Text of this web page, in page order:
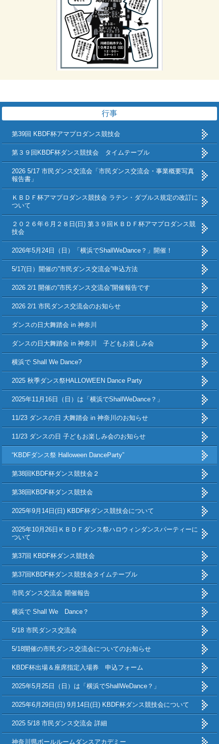
行事
第39回 KBDF杯アマプロダンス競技会
第３９回KBDF杯ダンス競技会 タイムテーブル
2026 5/17 市民ダンス交流会「市民ダンス交流会・事業概要写真
報告書」
ＫＢＤＦ杯アマプロダンス競技会 ラテン・ダブルス規定の改訂に
ついて
２０２６年６月２８日(日) 第３９回ＫＢＤＦ杯アマプロダンス競
技会
2026年5月24日（日）「横浜でShallWeDance？」開催！
5/17(日）開催の”市民ダンス交流会”申込方法
2026 2/1 開催の”市民ダンス交流会”開催報告です
2026 2/1 市民ダンス交流会のお知らせ
ダンスの日大舞踏会 in 神奈川
ダンスの日大舞踏会 in 神奈川 子どもお楽しみ会
横浜で Shall We Dance?
2025 秋季ダンス祭HALLOWEEN Dance Party
2025年11月16日（日）は「横浜でShallWeDance？」
11/23 ダンスの日 大舞踏会 in 神奈川のお知らせ
11/23 ダンスの日 子どもお楽しみ会のお知らせ
“KBDFダンス祭 Halloween DanceParty”
第38回KBDF杯ダンス競技会２
第38回KBDF杯ダンス競技会
2025年9月14日(日) KBDF杯ダンス競技会について
2025年10月26日ＫＢＤＦダンス祭ハロウィンダンスパーティーに
ついて
第37回 KBDF杯ダンス競技会
第37回KBDF杯ダンス競技会タイムテーブル
市民ダンス交流会 開催報告
横浜で Shall We Dance？
5/18 市民ダンス交流会
5/18開催の市民ダンス交流会についてのお知らせ
KBDF杯出場＆座席指定入場券 申込フォーム
2025年5月25日（日）は「横浜でShallWeDance？」
2025年6月29日(日) 9月14日(日) KBDF杯ダンス競技会について
2025 5/18 市民ダンス交流会 詳細
神奈川県ボールルームダンスアカデミー